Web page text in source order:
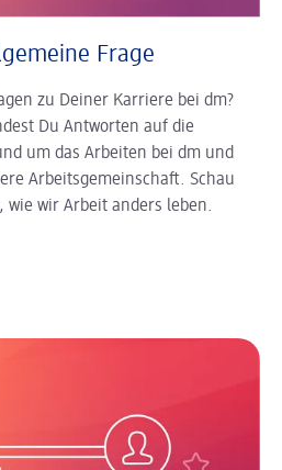
Frage
zu Deiner Karriere bei dm?
Du Antworten auf die
um das Arbeiten bei dm und
Arbeitsgemeinschaft. Schau
wie wir Arbeit anders leben.